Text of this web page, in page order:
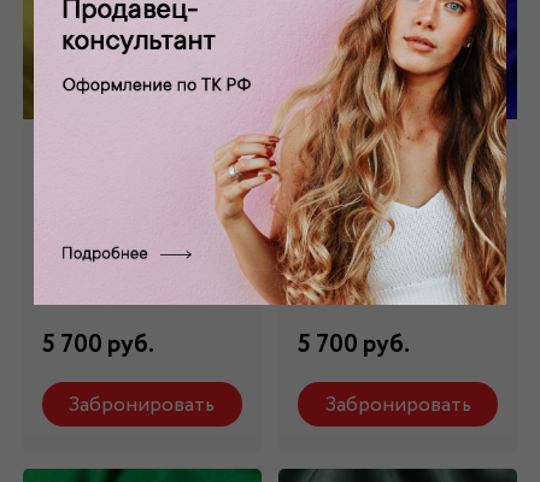
желтый ШЛ-006/4
Состав: 98 % шелк,2
5 700 руб.
Забронировать
Шелк стрейч
натуральный ярко-
синий ШЛ-006/7
Состав: 98 % шелк,2
% эл.
5 700 руб.
Забронировать